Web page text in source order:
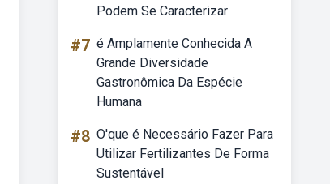
Podem Se Caracterizar
#7 é Amplamente Conhecida A
Grande Diversidade
Gastronômica Da Espécie
Humana
#8 O'que é Necessário Fazer Para
Utilizar Fertilizantes De Forma
Sustentável